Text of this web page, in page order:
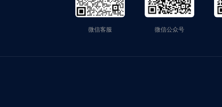
微信客服 微信公众号